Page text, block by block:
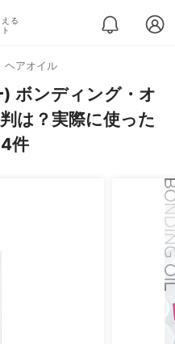
る
ヘアオイル
ボンディング・オ
は？実際に使った
件